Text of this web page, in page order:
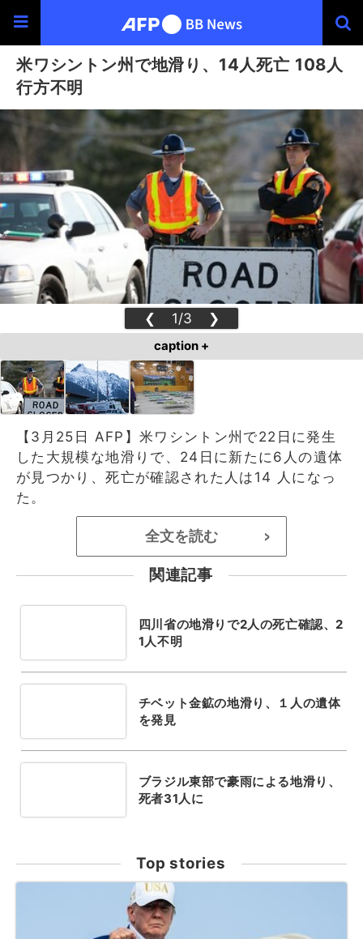
米ワシントン州で地滑り、14人死亡 108人
行方不明
❮ 1/3 ❯
caption +
【3月25日 AFP】米ワシントン州で22日に発生
した大規模な地滑りで、24日に新たに6人の遺体
が見つかり、死亡が確認された人は14 人になっ
た。
全文を読む >
関連記事
四川省の地滑りで2人の死亡確認、2
1人不明
チベット金鉱の地滑り、１人の遺体
を発見
ブラジル東部で豪雨による地滑り、
死者31人に
Top stories